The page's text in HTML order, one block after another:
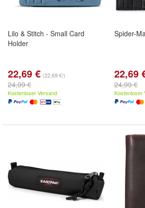
Lilo & Stitch - Small Card
Holder
22,69 € (22,69 €/)
24,99 €
Kostenloser Versand
Spider-
22,69
24,99 €
Kostenloser